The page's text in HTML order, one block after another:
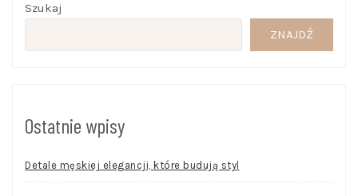
Szukaj
ZNAJDŹ
Ostatnie wpisy
Detale męskiej elegancji, które budują styl